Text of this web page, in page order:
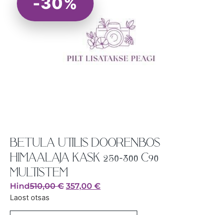
BETULA UTILIS DOORENBOS
HIMAALAJA KASK 250-300 C90
MULTISTEM
Hind510,00€ 357,00 €
Laost otsas